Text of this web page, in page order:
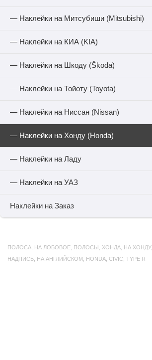
— Наклейки на Митсубиши (Mitsubishi)
— Наклейки на КИА (KIA)
— Наклейки на Шкоду (Škoda)
— Наклейки на Тойоту (Toyota)
— Наклейки на Ниссан (Nissan)
— Наклейки на Хонду (Honda)
— Наклейки на Ладу
— Наклейки на УАЗ
Наклейки на Заказ
ПОЛОСА НА ЛОБОВОЕ ПОЛОСЫ ХОНДА НА ХОНДУ,
НАДПИСЬ НА АНГЛИЙСКОМ HONDA CIVIC TYPE R